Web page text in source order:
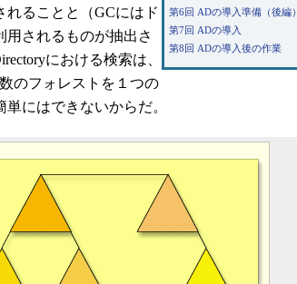
第6回 ADの導入準備（後編）
第7回 ADの導入
第8回 ADの導入後の作業
れることと（GCにはド
用されるものが抽出さ
における検索は、
のフォレストを１つの
にはできないからだ。